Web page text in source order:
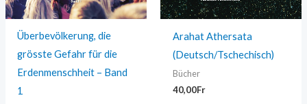
Überbevölkerung, die
grösste Gefahr für die
Erdenmenschheit – Band
1
Arahat Athersata
(Deutsch/Tschechisch)
Bücher
40,00Fr